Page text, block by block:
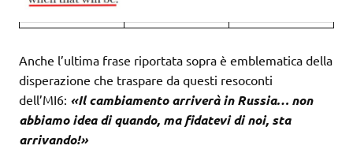
Anche l’ultima frase riportata sopra è emblematica della
disperazione che traspare da questi resoconti
dell’MI6: «Il cambiamento arriverà in Russia… non
abbiamo idea di quando, ma fidatevi di noi, sta
arrivando!»